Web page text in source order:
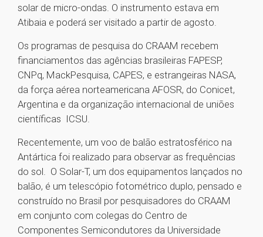
solar de micro-ondas. O instrumento estava em
Atibaia e poderá ser visitado a partir de agosto.
Os programas de pesquisa do CRAAM recebem
financiamentos das agências brasileiras FAPESP,
CNPq, MackPesquisa, CAPES, e estrangeiras NASA,
da força aérea norteamericana AFOSR, do Conicet,
Argentina e da organização internacional de uniões
científicas ICSU.
Recentemente, um voo de balão estratosférico na
Antártica foi realizado para observar as frequências
do sol. O Solar-T, um dos equipamentos lançados no
balão, é um telescópio fotométrico duplo, pensado e
construído no Brasil por pesquisadores do CRAAM
em conjunto com colegas do Centro de
Componentes Semicondutores da Universidade